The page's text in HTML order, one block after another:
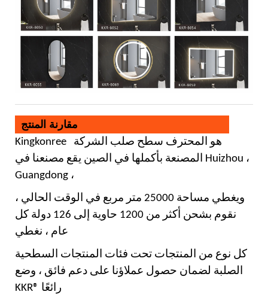
مقارنة المنتج
Kingkonree هو المحترف سطح صلب الشركة
المصنعة بأكملها في الصين يقع مصنعنا في Huizhou ،
Guangdong ،
ويغطي مساحة 25000 متر مربع في الوقت الحالي ،
نقوم بشحن أكثر من 1200 حاوية إلى 126 دولة كل
كل نوع من المنتجات تحت فئات المنتجات السطحية
الصلبة لضمان حصول عملاؤنا على دعم فائق ، وضع